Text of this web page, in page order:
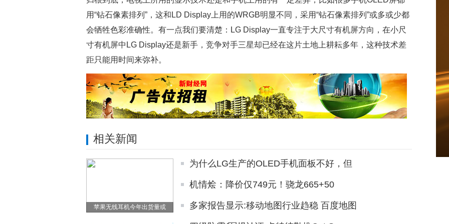
用“钻石像素排列”，这和LD Display上用的WRGB明显不同，采用“钻石像素排列”或多或少都
会牺牲色彩准确性。有一点我们要清楚：LG Display一直专注于大尺寸有机屏方向，在小尺
寸有机屏中LG Display还是新手，竞争对手三星却已经在这片土地上耕耘多年，这种技术差
距只能用时间来弥补。
相关新闻
苹果无线耳机今年出货量或
为什么LG生产的OLED手机面板不好，但
机情烩：降价仅749元！骁龙665+50
多家报告显示:移动地图行业趋稳 百度地图